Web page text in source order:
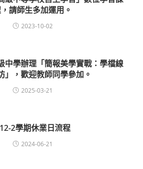
請師生多加運用。
2023-10-02
中學辦理「簡報美學實戰：學檔線
」，歡迎教師同學參加。
2025-03-21
2學期休業日流程
2024-06-21